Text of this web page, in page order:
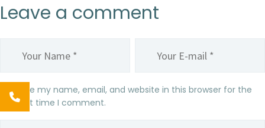
Leave a comment
Save my name, email, and website in this browser for the
next time I comment.